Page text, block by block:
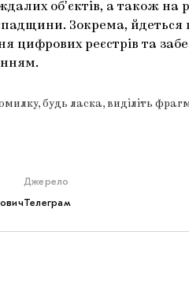
обʼєктів, а також на
Зокрема,
цифрових реєстрів та
будь ласка, виділіть
Джерело
Телеграм